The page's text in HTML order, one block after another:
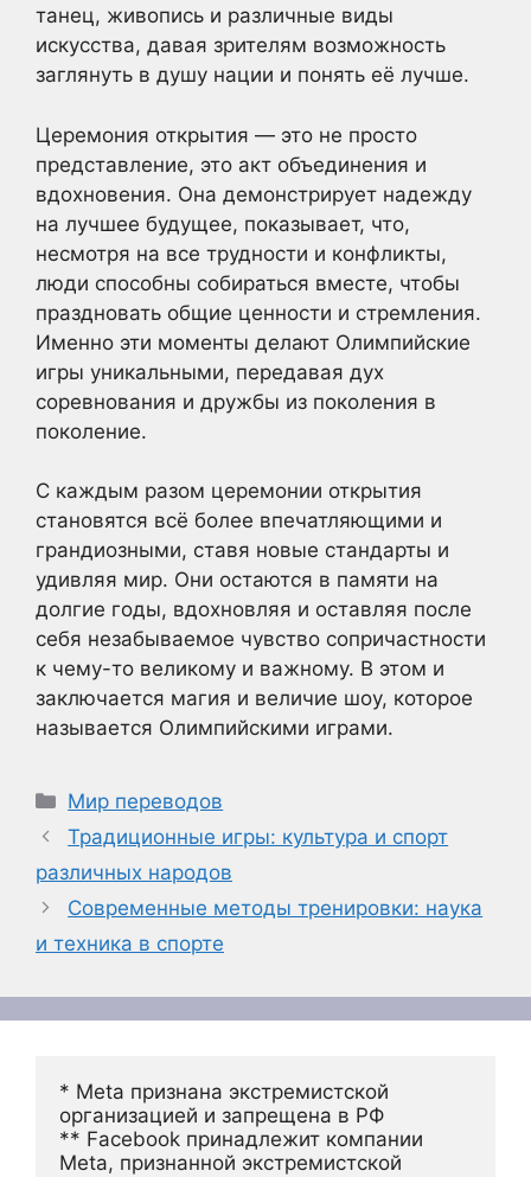
танец, живопись и различные виды
искусства, давая зрителям возможность
заглянуть в душу нации и понять её лучше.
Церемония открытия — это не просто
представление, это акт объединения и
вдохновения. Она демонстрирует надежду
на лучшее будущее, показывает, что,
несмотря на все трудности и конфликты,
люди способны собираться вместе, чтобы
праздновать общие ценности и стремления.
Именно эти моменты делают Олимпийские
игры уникальными, передавая дух
соревнования и дружбы из поколения в
поколение.
С каждым разом церемонии открытия
становятся всё более впечатляющими и
грандиозными, ставя новые стандарты и
удивляя мир. Они остаются в памяти на
долгие годы, вдохновляя и оставляя после
себя незабываемое чувство сопричастности
к чему-то великому и важному. В этом и
заключается магия и величие шоу, которое
называется Олимпийскими играми.
Рубрики
Мир переводов
Традиционные игры: культура и спорт
различных народов
Современные методы тренировки: наука
и техника в спорте
* Meta признана экстремистской
организацией и запрещена в РФ
** Facebook принадлежит компании
Meta, признанной экстремистской